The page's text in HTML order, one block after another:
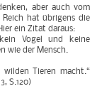
aber auch vom
Reich hat übrigens die
ein Zitat daraus:
Vogel und keine
wie der Mensch.
Tieren macht.“
S.120)